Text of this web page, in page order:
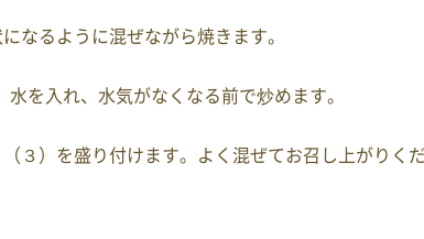
なるように混ぜながら焼きます。
を入れ、水気がなくなる前で炒めます。
３）を盛り付けます。よく混ぜてお召し上がりくだ